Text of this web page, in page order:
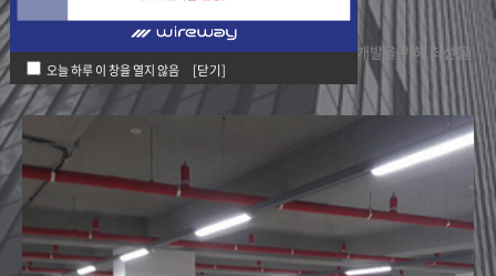
오늘 하루 이 창을 열지 않음 [닫기]
세홍만의 특별한 가치
작업인력과 작업시간 절감, 에너지 절약과 환경적인 기술개발을 위해 최선을
다하고 있습니다.